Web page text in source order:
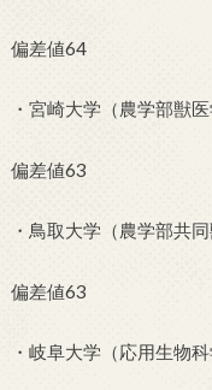
偏差値64
・宮崎大学（農学部獣
偏差値63
・鳥取大学（農学部共
偏差値63
・岐阜大学（応用生物